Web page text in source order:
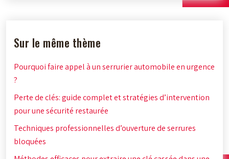
Sur le même thème
Pourquoi faire appel à un serrurier automobile en urgence
?
Perte de clés: guide complet et stratégies d’intervention
pour une sécurité restaurée
Techniques professionnelles d’ouverture de serrures
bloquées